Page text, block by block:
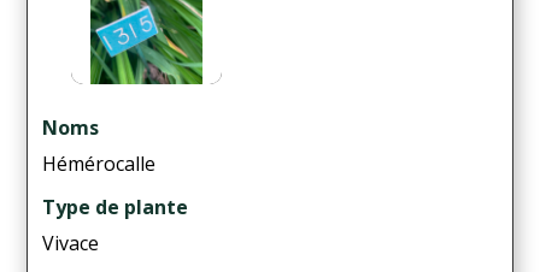
Noms
Hémérocalle
Type de plante
Vivace